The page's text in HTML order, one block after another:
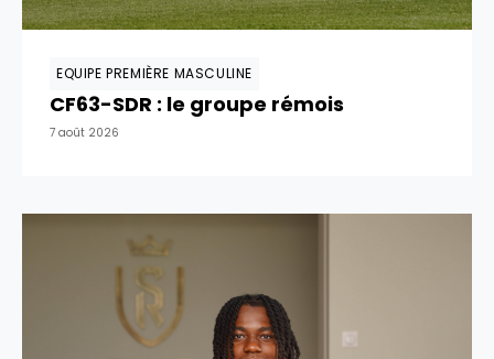
EQUIPE PREMIÈRE MASCULINE
CF63-SDR : le groupe rémois
7 août 2026